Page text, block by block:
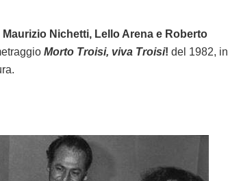
Maurizio Nichetti, Lello Arena e Roberto
Morto Troisi, viva Troisi! del 1982, in